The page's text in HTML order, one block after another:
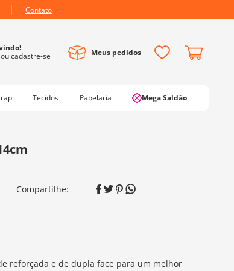
Contato
Meus pedidos
Tecidos Papelaria Mega Saldão
reforçada e de dupla face para um melhor